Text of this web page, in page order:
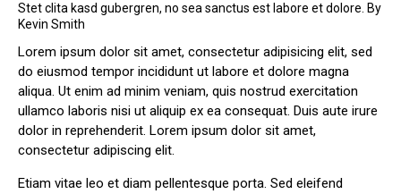
Stet clita kasd gubergren, no sea sanctus est labore et dolore. By
Kevin Smith
Lorem ipsum dolor sit amet, consectetur adipisicing elit, sed
do eiusmod tempor incididunt ut labore et dolore magna
aliqua. Ut enim ad minim veniam, quis nostrud exercitation
ullamco laboris nisi ut aliquip ex ea consequat. Duis aute irure
dolor in reprehenderit. Lorem ipsum dolor sit amet,
consectetur adipiscing elit.
Etiam vitae leo et diam pellentesque porta. Sed eleifend